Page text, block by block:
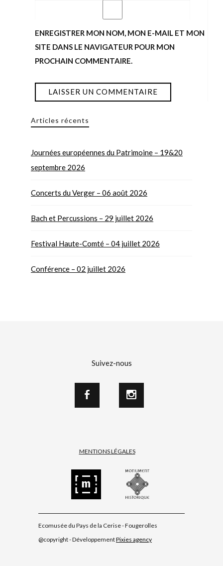
ENREGISTRER MON NOM, MON E-MAIL ET MON
SITE DANS LE NAVIGATEUR POUR MON
PROCHAIN COMMENTAIRE.
Articles récents
Journées européennes du Patrimoine – 19&20
septembre 2026
Concerts du Verger – 06 août 2026
Bach et Percussions – 29 juillet 2026
Festival Haute-Comté – 04 juillet 2026
Conférence – 02 juillet 2026
Suivez-nous
MENTIONS LÉGALES
Ecomusée du Pays de la Cerise - Fougerolles
@copyright - DéveloppementPixies agency